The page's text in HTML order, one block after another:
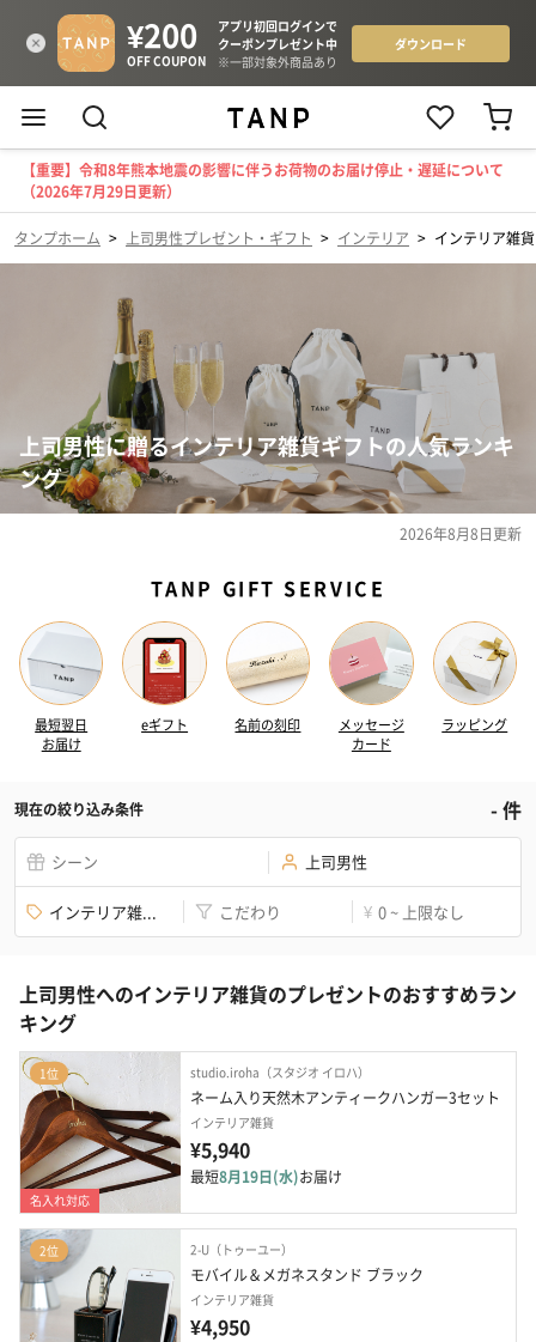
【重要】令和8年熊本地震の影響に伴うお荷物のお届け停止・遅延について
（2026年7月29日更新）
タンプホーム > 上司男性プレゼント・ギフト > インテリア > インテリア雑貨
上司男性に贈るインテリア雑貨ギフトの人気ランキ
ング
2026年8月8日更新
TANP GIFT SERVICE
最短翌日
お届け
eギフト 名前の刻印
メッセージ
カード
ラッピング
現在の絞り込み条件 -件
シーン 上司男性
インテリア雑... こだわり ¥ 0 ~ 上限なし
上司男性へのインテリア雑貨のプレゼントのおすすめラン
キング
1位
名入れ対応
studio.iroha（スタジオ イロハ）
ネーム入り天然木アンティークハンガー3セット
インテリア雑貨
¥5,940
最短8月19日(水)お届け
2位 2-U（トゥーユー）
モバイル＆メガネスタンド ブラック
インテリア雑貨
¥4,950